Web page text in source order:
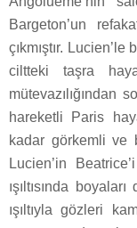
Bargeton’un
çıkmıştır.
ciltteki taşra
mütevazılığından
hareketli Paris
kadar görkemli ve
Lucien’in
ışıltısında
ışıltıyla gözleri